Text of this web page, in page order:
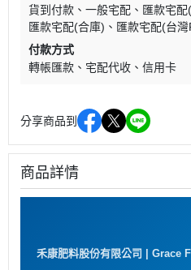
貨到付款
一般宅配 匯款宅配
匯款宅配(合庫)
匯款宅配(台灣
付款方式
轉帳匯款
宅配代收 信用卡
分享商品到
商品詳情
禾康肥料股份有限公司 | Grace